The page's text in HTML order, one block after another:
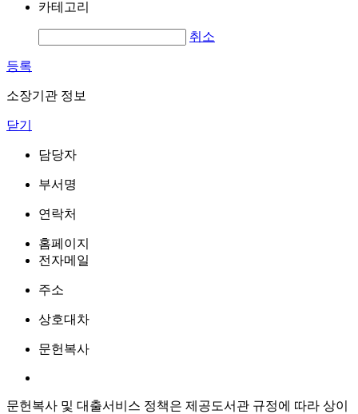
카테고리
취소
등록
소장기관 정보
닫기
담당자
부서명
연락처
홈페이지
전자메일
주소
상호대차
문헌복사
문헌복사 및 대출서비스 정책은 제공도서관 규정에 따라 상이